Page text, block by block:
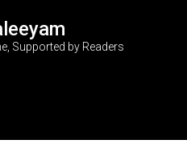
Supported by Readers